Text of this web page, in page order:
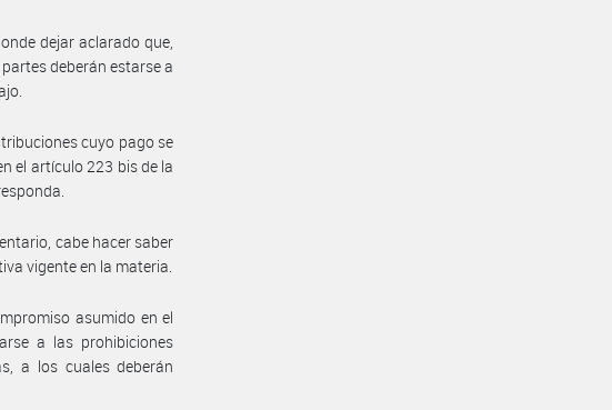
dejar aclarado que,
deberán estarse a
cuyo pago se
el artículo 223 bis de la
cabe hacer saber
vigente en la materia.
asumido en el
a las prohibiciones
a los cuales deberán